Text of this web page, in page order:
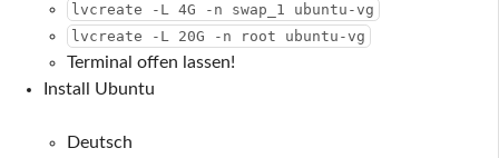
lvcreate -L 4G -n swap_1 ubuntu-vg
lvcreate -L 20G -n root ubuntu-vg
Terminal offen lassen!
Install Ubuntu
Deutsch